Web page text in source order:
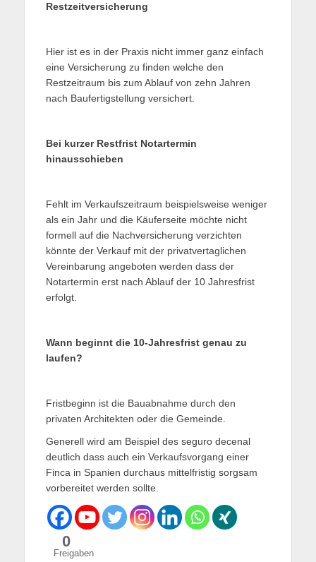
Restzeitversicherung
Hier ist es in der Praxis nicht immer ganz einfach
eine Versicherung zu finden welche den
Restzeitraum bis zum Ablauf von zehn Jahren
nach Baufertigstellung versichert.
Bei kurzer Restfrist Notartermin
hinausschieben
Fehlt im Verkaufszeitraum beispielsweise weniger
als ein Jahr und die Käuferseite möchte nicht
formell auf die Nachversicherung verzichten
könnte der Verkauf mit der privatvertaglichen
Vereinbarung angeboten werden dass der
Notartermin erst nach Ablauf der 10 Jahresfrist
erfolgt.
Wann beginnt die 10-Jahresfrist genau zu
laufen?
Fristbeginn ist die Bauabnahme durch den
privaten Architekten oder die Gemeinde.
Generell wird am Beispiel des seguro decenal
deutlich dass auch ein Verkaufsvorgang einer
Finca in Spanien durchaus mittelfristig sorgsam
vorbereitet werden sollte.
0
Freigaben